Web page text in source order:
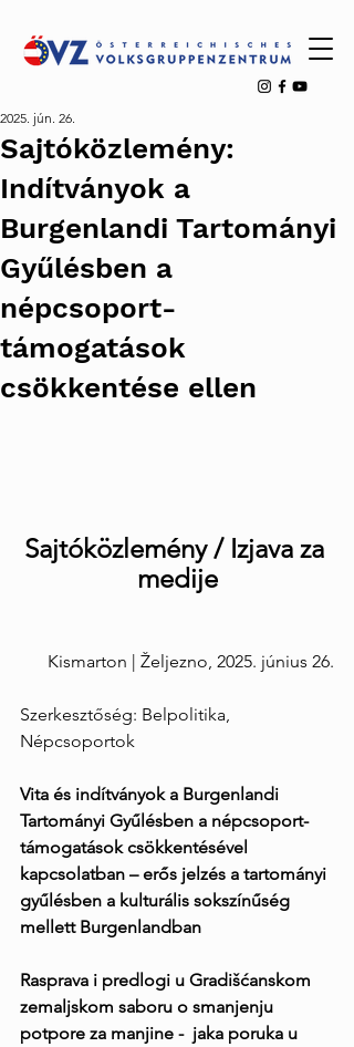
Sajtóközlemény:
Indítványok a
Burgenlandi Tartományi
Gyűlésben a
népcsoport-
támogatások
csökkentése ellen
2025. jún. 26.
Sajtóközlemény / Izjava za
medije
Kismarton | Željezno, 2025. június 26.
Szerkesztőség: Belpolitika,
Népcsoportok
Vita és indítványok a Burgenlandi
Tartományi Gyűlésben a népcsoport-
támogatások csökkentésével
kapcsolatban – erős jelzés a tartományi
gyűlésben a kulturális sokszínűség
mellett Burgenlandban
Rasprava i predlogi u Gradišćanskom
zemaljskom saboru o smanjenju
potpore za manjine -  jaka poruka u